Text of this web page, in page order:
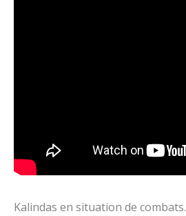
Kalindas en situation de combats.